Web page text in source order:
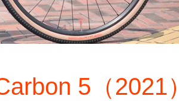
5（2021）